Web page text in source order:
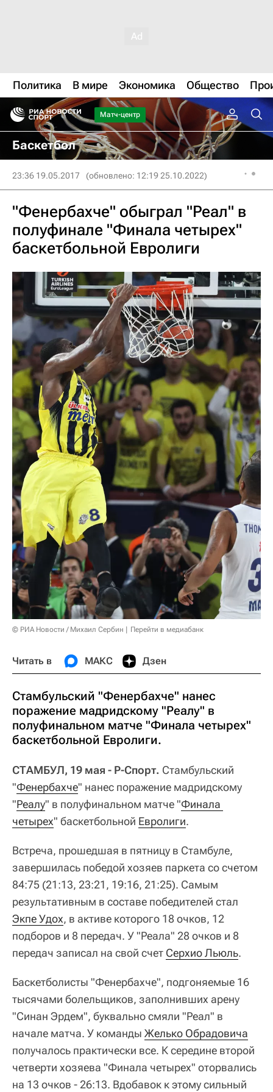
Политика В мире Экономика Общество
Матч-центр
Баскетбол
23:36 19.05.2017 (обновлено: 12:19 25.10.2022)
"Фенербахче" обыграл "Реал" в
полуфинале "Финала четырех"
баскетбольной Евролиги
© РИА Новости / Михаил Сербин Перейти в медиабанк
Читать в МАКС Дзен
Стамбульский "Фенербахче" нанес
поражение мадридскому "Реалу" в
полуфинальном матче "Финала четырех"
баскетбольной Евролиги.
СТАМБУЛ, 19 мая - Р-Спорт. Стамбульский
"Фенербахче" нанес поражение мадридскому
"Реалу" в полуфинальном матче "Финала
четырех" баскетбольной Евролиги.
Встреча, прошедшая в пятницу в Стамбуле,
завершилась победой хозяев паркета со счетом
84:75 (21:13, 23:21, 19:16, 21:25). Самым
результативным в составе победителей стал
Экпе Удох, в активе которого 18 очков, 12
подборов и 8 передач. У "Реала" 28 очков и 8
передач записал на свой счет Серхио Льюль.
Баскетболисты "Фенербахче", подгоняемые 16
тысячами болельщиков, заполнивших арену
"Синан Эрдем", буквально смяли "Реал" в
начале матча. У команды Желько Обрадовича
получалось практически все. К середине второй
четверти хозяева "Финала четырех" оторвались
на 13 очков - 26:13. Вдобавок к этому сильный